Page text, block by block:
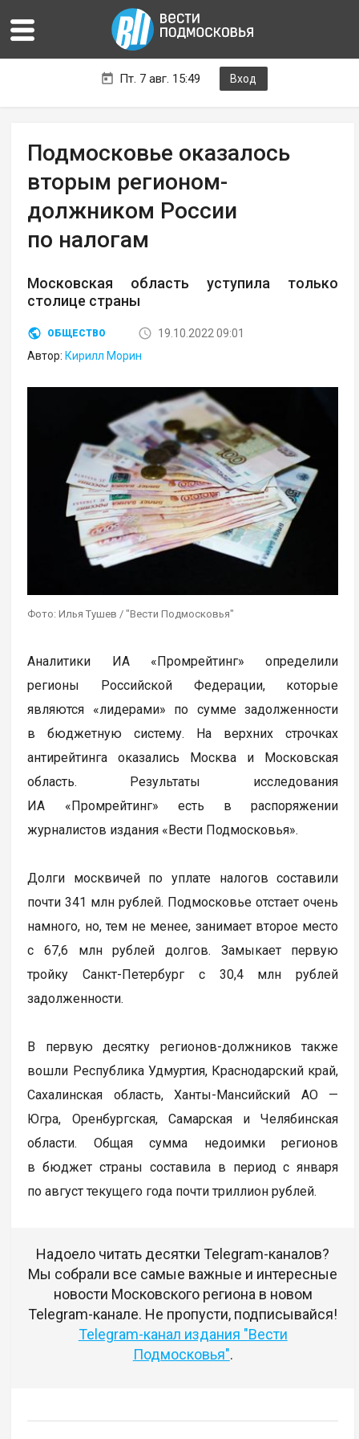
Пт. 7 авг. 15:49 Вход
Подмосковье оказалось
вторым регионом-
должником России
по налогам
Московская область уступила только
столице страны
ОБЩЕСТВО
19.10.2022 09:01
Автор: Кирилл Морин
Фото: Илья Тушев / "Вести Подмосковья"
Аналитики ИА «Промрейтинг» определили
регионы Российской Федерации, которые
являются «лидерами» по сумме задолженности
в бюджетную систему. На верхних строчках
антирейтинга оказались Москва и Московская
область. Результаты исследования
ИА «Промрейтинг» есть в распоряжении
журналистов издания «Вести Подмосковья».
Долги москвичей по уплате налогов составили
почти 341 млн рублей. Подмосковье отстает очень
намного, но, тем не менее, занимает второе место
с 67,6 млн рублей долгов. Замыкает первую
тройку Санкт-Петербург с 30,4 млн рублей
задолженности.
В первую десятку регионов-должников также
вошли Республика Удмуртия, Краснодарский край,
Сахалинская область, Ханты-Мансийский АО —
Югра, Оренбургская, Самарская и Челябинская
области. Общая сумма недоимки регионов
в бюджет страны составила в период с января
по август текущего года почти триллион рублей.
Надоело читать десятки Telegram-каналов?
Мы собрали все самые важные и интересные
новости Московского региона в новом
Telegram-канале. Не пропусти, подписывайся!
Telegram-канал издания "Вести
Подмосковья".